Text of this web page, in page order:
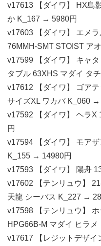
v17613 【ダイワ】 HX島
か K_167 → 5980円
v17603 【ダイワ】 エメ
76MMH-SMT STOIST ア
v17599 【ダイワ】 キャ
タブル 63XHS マダイ タ
v17612 【ダイワ】 ゴア
サイズXL ワカバ K_060 →
v17592 【ダイワ】 ヘラ
円
v17594 【ダイワ】 モア
K_155 → 14980円
v17593 【ダイワ】 陽舟
v17602 【テンリュウ】
天龍 シーバス K_227 →
v17598 【テンリュウ】
HPG66B-M マダイ ヒラ
v17617 【レジットデザイ